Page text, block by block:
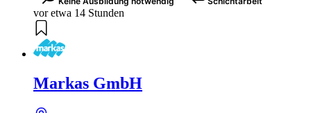
vor etwa 14 Stunden
Markas GmbH